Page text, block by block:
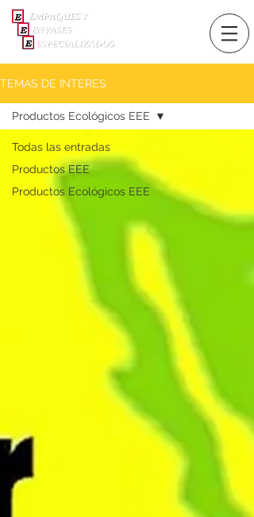
TEMAS DE INTERES
Todas las entradas
Productos EEE
Productos Ecológicos EEE
Productos Ecológicos EEE